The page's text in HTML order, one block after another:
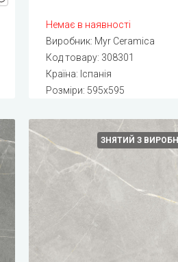
Немає в наявності
Виробник: Myr Ceramica
Код товару: 308301
Країна: Іспанія
Розміри: 595x595
ЗНЯТИЙ З